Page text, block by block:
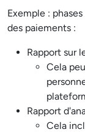
Exemple :
des paiements :
Rapport sur
Cela
Rapport
Cela